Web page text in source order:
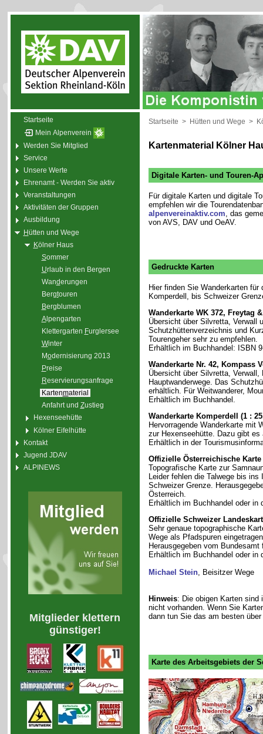
Startseite
Mein Alpenverein
Werden Sie Mitglied
Service
Unsere Werte
Ehrenamt - Werden Sie aktiv
Veranstaltungen
Aktivitäten der Gruppen
Ausbildung
Hütten und Wege
Kölner Haus
Sommer
Urlaub in den Bergen
Wanderungen
Bergtouren
Bergblumen
Alpengarten
Klettergarten Furglersee
Winter
Modernisierung 2013
Preise
Reservierungsanfrage
Kartenmaterial
Anfahrt und Zustieg
Hexenseehütte
Kölner Eifelhütte
Kontakt
Jugend JDAV
ALPINEWS
Mitglieder klettern
günstiger!
Startseite > Hütten und Wege >
Kartenmaterial Kölner
Digitale Karten- und Touren-
Für digitale Karten und digitale
empfehlen wir die
alpenvereinaktiv.com, das
von AVS, DAV und OeAV.
Gedruckte Karten
Hier finden Sie Wanderkarten
Komperdell, bis Schweizer
Wanderkarte WK 372, Freytag
Übersicht über Silvretta, Verwall
Schutzhüttenverzeichnis und
Tourengeher sehr zu empfehlen.
Erhältlich im Buchhandel: ISBN
Wanderkarte Nr. 42, Kompass
Übersicht über Silvretta,
Hauptwanderwege. Das
erhältlich. Für Weitwanderer,
Erhältlich im Buchhandel.
Wanderkarte Komperdell (1 :
Hervorragende Wanderkarte mit
zur Hexenseehütte. Dazu gibt es
Erhältlich in der
Offizielle Österreichische Karte
Topografische Karte zur
Leider fehlen die Talwege bis
Schweizer Grenze.
Österreich.
Erhältlich im Buchhandel oder in
Offizielle Schweizer
Sehr genaue topographische
Wege als Pfadspuren
Herausgegeben vom
Erhältlich im Buchhandel oder in
Michael Stein, Beisitzer Wege
Hinweis: Die obigen Karten sind
nicht vorhanden. Wenn Sie
dann tun Sie das am besten
Karte des Arbeitsgebiets der